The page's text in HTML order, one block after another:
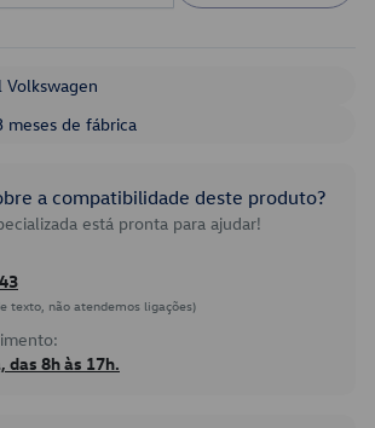
Volkswagen
meses de fábrica
a compatibilidade deste produto?
está pronta para ajudar!
texto, não atendemos ligações)
das 8h às 17h.